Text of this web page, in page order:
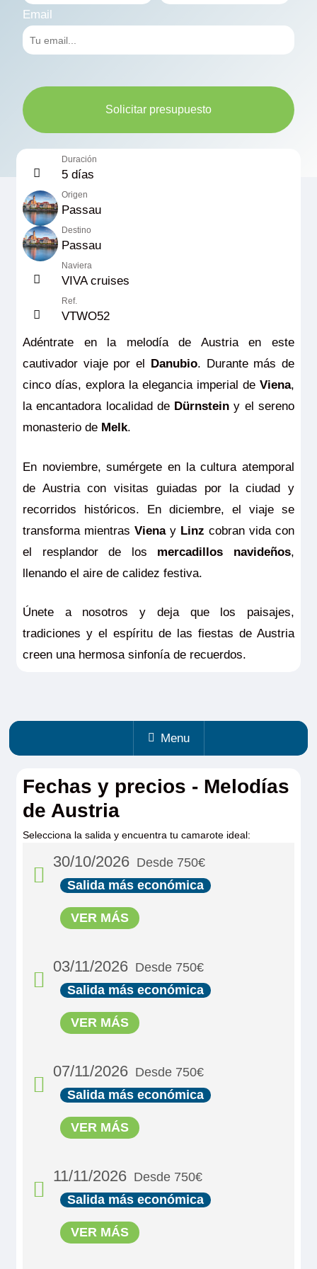
Email
Solicitar presupuesto
Duración
5 días
Origen
Passau
Destino
Passau
Naviera
VIVA cruises
Ref.
VTWO52
Adéntrate en la melodía de Austria en este
cautivador viaje por el Danubio. Durante más de
cinco días, explora la elegancia imperial deViena,
la encantadora localidad de Dürnstein y el sereno
monasterio de Melk.
En noviembre, sumérgete en la cultura atemporal
de Austria con visitas guiadas por la ciudad y
recorridos históricos. En diciembre, el viaje se
transforma mientras Vienay Linz cobran vida con
el resplandor de los mercadillos navideños,
llenando el aire de calidez festiva.
Únete a nosotros y deja que los paisajes,
tradiciones y el espíritu de las fiestas de Austria
creen una hermosa sinfonía de recuerdos.
Menu
Fechas y precios - Melodías
de Austria
Selecciona la salida y encuentra tu camarote ideal:
30/10/2026 Desde 750€
Salida más económica
VER MÁS
MS Viva Two
Double Cabin Emerald
750€
Reservar
03/11/2026 Desde 750€
Salida más económica
VER MÁS
MS Viva Two
Double Cabin Emerald
07/11/2026 Desde 750€
Salida más económica
VER MÁS
11/11/2026 Desde 750€
Salida más económica
VER MÁS